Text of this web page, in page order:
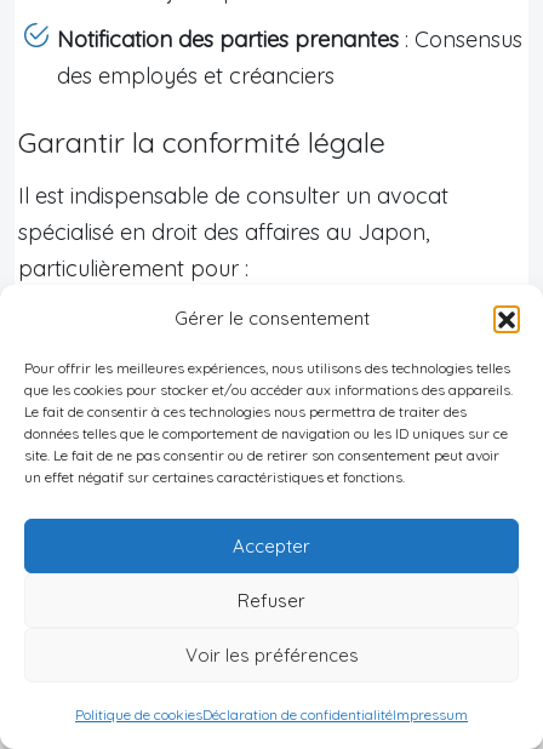
Gérer le consentement
Pour offrir les meilleures expériences, nous utilisons des technologies telles
que les cookies pour stocker et/ou accéder aux informations des appareils.
Le fait de consentir à ces technologies nous permettra de traiter des
données telles que le comportement de navigation ou les ID uniques sur ce
site. Le fait de ne pas consentir ou de retirer son consentement peut avoir
un effet négatif sur certaines caractéristiques et fonctions.
Accepter
Refuser
Voir les préférences
Politique de cookiesDéclaration de confidentialitéImpressum
Notification des parties prenantes : Consensus
des employés et créanciers
Garantir la conformité légale
Il est indispensable de consulter un avocat
spécialisé en droit des affaires au Japon,
particulièrement pour :
acquisitions)
Options nouvellement introduites (procédure
de règlement amiable)
Étapes concrètes et délais
Délais clés pour les procédures
Documents
Certificat